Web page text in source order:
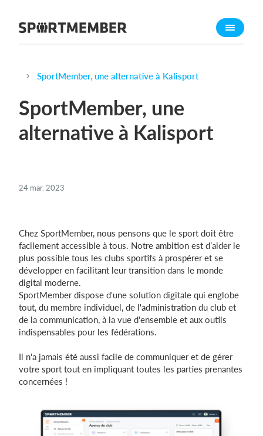
À propos de sportmember
Fonctionnalités
Calendrier sportif
Application sportive
Combien ça coûte ?
Français
Se connecter
SportMember, une alternative à Kalisport
SportMember, une
alternative à Kalisport
24 mar. 2023
Chez SportMember, nous pensons que le sport doit être
facilement accessible à tous. Notre ambition est d’aider le
plus possible tous les clubs sportifs à prospérer et se
développer en facilitant leur transition dans le monde
digital moderne.
SportMember dispose d'une solution digitale qui englobe
tout, du membre individuel, de l'administration du club et
de la communication, à la vue d'ensemble et aux outils
indispensables pour les fédérations.
Il n'a jamais été aussi facile de communiquer et de gérer
votre sport tout en impliquant toutes les parties prenantes
concernées !